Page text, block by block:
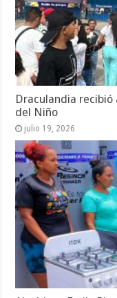
Draculandia recibió
del Niño
julio 19, 2026